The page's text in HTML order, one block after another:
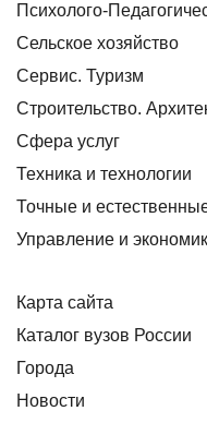
Психолого-
Сельское хозяйство
Сервис. Туризм
Строительство.
Сфера услуг
Техника и технологии
Точные и
Управление и
Карта сайта
Каталог вузов России
Города
Новости